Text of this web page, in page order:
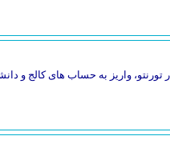
واریز به حساب های کالج و